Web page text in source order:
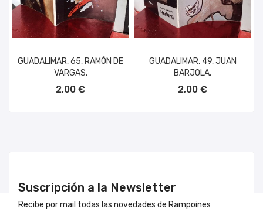
GUADALIMAR, 65, RAMÓN DE
VARGAS.
2,00 €
GUADALIMAR, 49, JUAN
BARJOLA.
2,00 €
Suscripción a la Newsletter
Recibe por mail todas las novedades de Rampoines